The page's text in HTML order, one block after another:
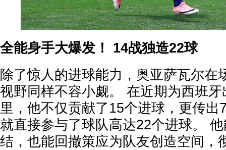
全能身手大爆发！ 14战独造22球
除了惊人的进球能力，奥亚萨瓦尔在
视野同样不容小觑。 在近期为西班
里，他不仅贡献了15个进球，更传出
就直接参与了球队高达22个进球。
结，也能回撤策应为队友创造空间，